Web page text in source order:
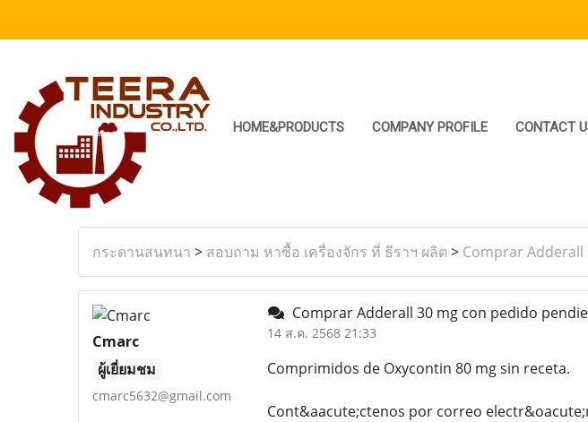
HOME&PRODUCTS COMPANY PROFILE CONTACT
กระดานสนทนา > สอบถาม หาซื้อ เครื่องจักร ที่ ธีราฯ ผลิต > Comprar
Cmarc
ผู้เยี่ยมชม
cmarc5632@gmail.com
Comprar Adderall 30 mg con pedido
14 ส.ค. 2568 21:33
Comprimidos de Oxycontin 80 mg sin receta.
Cont&aacute;ctenos por correo